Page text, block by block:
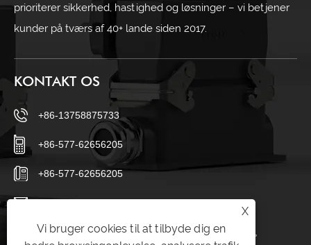
prioriterer sikkerhed, hastighed og løsninger – vi betjener
kunder på tværs af 40+ lande siden 2017.
KONTAKT OS
+86-13758875733
+86-577-62656205
+86-577-62656205
sales23@chtar.com
Huanghuaguan Village, Liushi Town, Yueqing City,
X
Vi bruger cookies til at tilbyde dig en